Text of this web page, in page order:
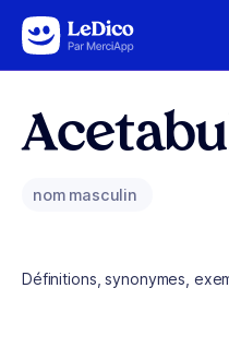
Aller au contenu
nom masculin
Définitions, synonymes,